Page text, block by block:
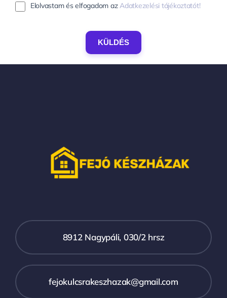
Elolvastam és elfogadom azAdatkezelési tájékoztatót!
KÜLDÉS
8912 Nagypáli, 030/2 hrsz
fejokulcsrakeszhazak@gmail.com